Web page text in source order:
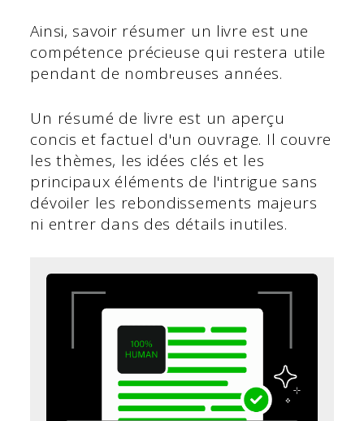
Ainsi, savoir résumer un livre est une
compétence précieuse qui restera utile
pendant de nombreuses années.
Un résumé de livre est un aperçu
concis et factuel d'un ouvrage. Il couvre
les thèmes, les idées clés et les
principaux éléments de l'intrigue sans
dévoiler les rebondissements majeurs
ni entrer dans des détails inutiles.